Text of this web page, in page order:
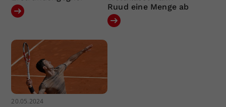
Ruud eine Menge ab
20.05.2024